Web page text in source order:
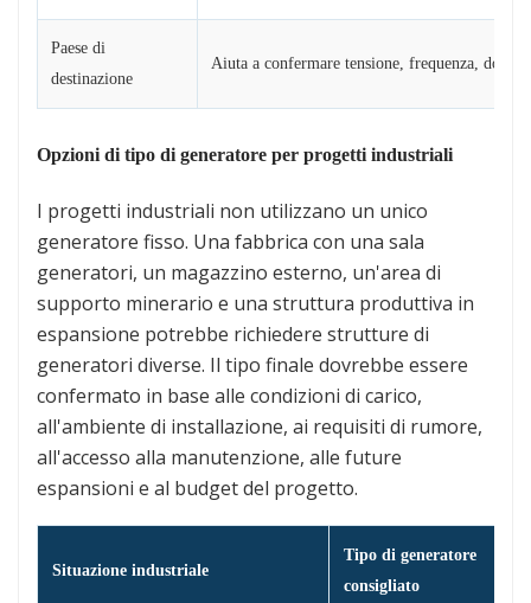
Paese di
destinazione
Aiuta a confermare tensione, frequenza,
Opzioni di tipo di generatore per progetti industriali
I progetti industriali non utilizzano un unico
generatore fisso. Una fabbrica con una sala
generatori, un magazzino esterno, un'area di
supporto minerario e una struttura produttiva in
espansione potrebbe richiedere strutture di
generatori diverse. Il tipo finale dovrebbe essere
confermato in base alle condizioni di carico,
all'ambiente di installazione, ai requisiti di rumore,
all'accesso alla manutenzione, alle future
espansioni e al budget del progetto.
Situazione industriale
Tipo di generatore
consigliato